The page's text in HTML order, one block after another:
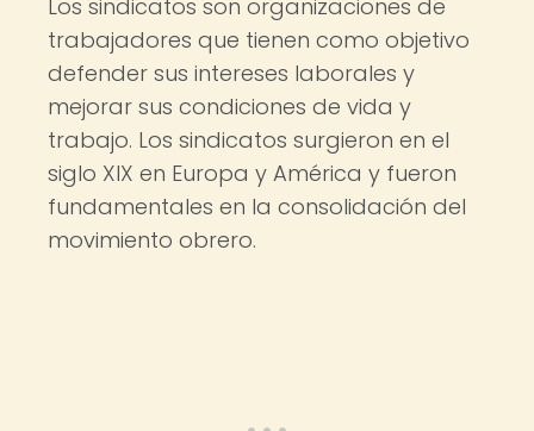
Los sindicatos son organizaciones de
trabajadores que tienen como objetivo
defender sus intereses laborales y
mejorar sus condiciones de vida y
trabajo. Los sindicatos surgieron en el
siglo XIX en Europa y América y fueron
fundamentales en la consolidación del
movimiento obrero.